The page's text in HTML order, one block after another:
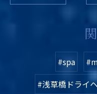
#spa
#浅草橋ドライ